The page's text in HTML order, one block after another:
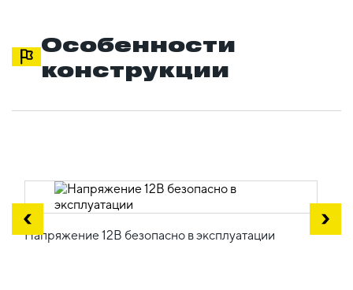
Особенности
конструкции
Напряжение 12В безопасно в эксплуатации